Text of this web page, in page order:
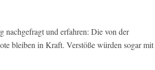
nachgefragt und erfahren: Die von der
bleiben in Kraft. Verstöße würden sogar mit